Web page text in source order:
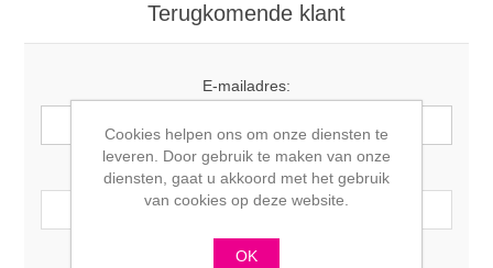
Terugkomende klant
E-mailadres:
Wachtwoord:
Cookies helpen ons om onze diensten te
leveren. Door gebruik te maken van onze
diensten, gaat u akkoord met het gebruik
van cookies op deze website.
OK